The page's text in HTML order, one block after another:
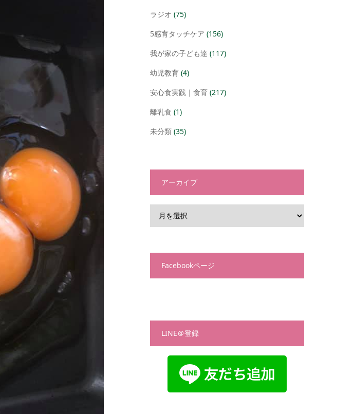
ラジオ (75)
5感育タッチケア (156)
我が家の子ども達 (117)
幼児教育 (4)
安心食実践｜食育 (217)
離乳食 (1)
未分類 (35)
アーカイブ
Facebookページ
LINE＠登録